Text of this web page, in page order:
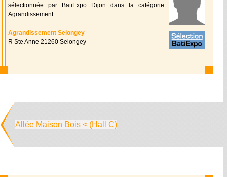
sélectionnée par BatiExpo Dijon dans la catégorie
Agrandissement.
Agrandissement Selongey
R Ste Anne 21260 Selongey
Allée Maison Bois < (Hall C)